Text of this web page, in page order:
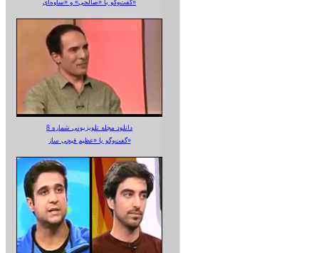
گفت‌وگو با «صالحی» و «ساوه‌ای»
دانلود مجله تلویزیونی شماره 8
گفت‌وگو با «عظیم قیچی ساز»